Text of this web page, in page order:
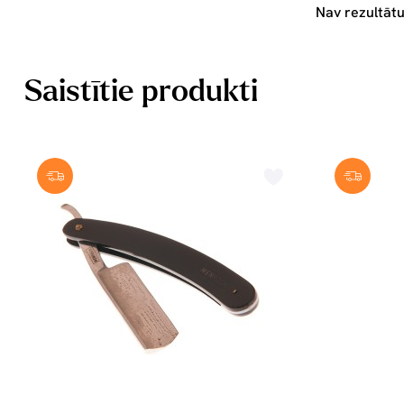
Nav
Saistītie produkti